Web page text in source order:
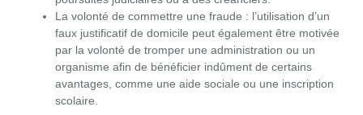
La volonté de commettre une fraude : l’utilisation d’un
faux justificatif de domicile peut également être motivée
par la volonté de tromper une administration ou un
organisme afin de bénéficier indûment de certains
avantages, comme une aide sociale ou une inscription
scolaire.